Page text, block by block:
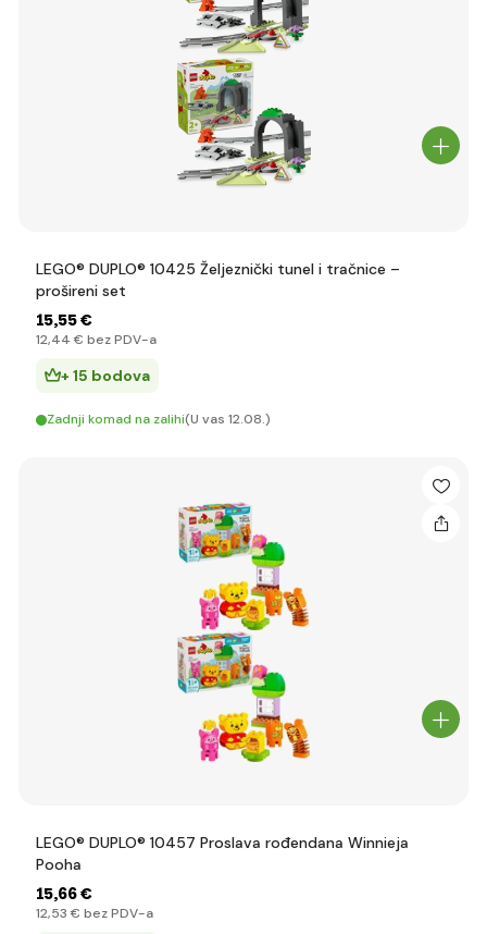
LEGO® DUPLO® 10425 Željeznički tunel i tračnice –
prošireni set
15,55 €
12,44 € bez PDV-a
+ 15 bodova
Zadnji komad na zalihi(U vas 12.08.)
LEGO® DUPLO® 10457 Proslava rođendana Winnieja
Pooha
15,66 €
12,53 € bez PDV-a